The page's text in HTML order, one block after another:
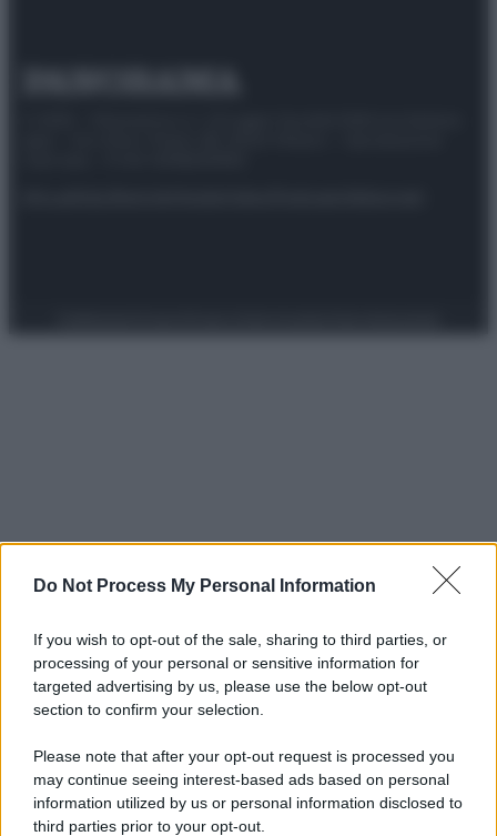
Do Not Process My Personal Information
If you wish to opt-out of the sale, sharing to third parties, or
processing of your personal or sensitive information for
targeted advertising by us, please use the below opt-out
section to confirm your selection.
Please note that after your opt-out request is processed you
may continue seeing interest-based ads based on personal
information utilized by us or personal information disclosed to
third parties prior to your opt-out.